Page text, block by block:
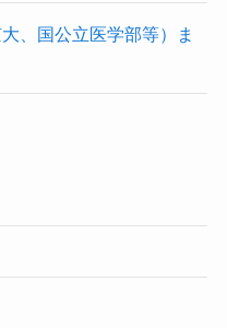
、国公立医学部等）ま